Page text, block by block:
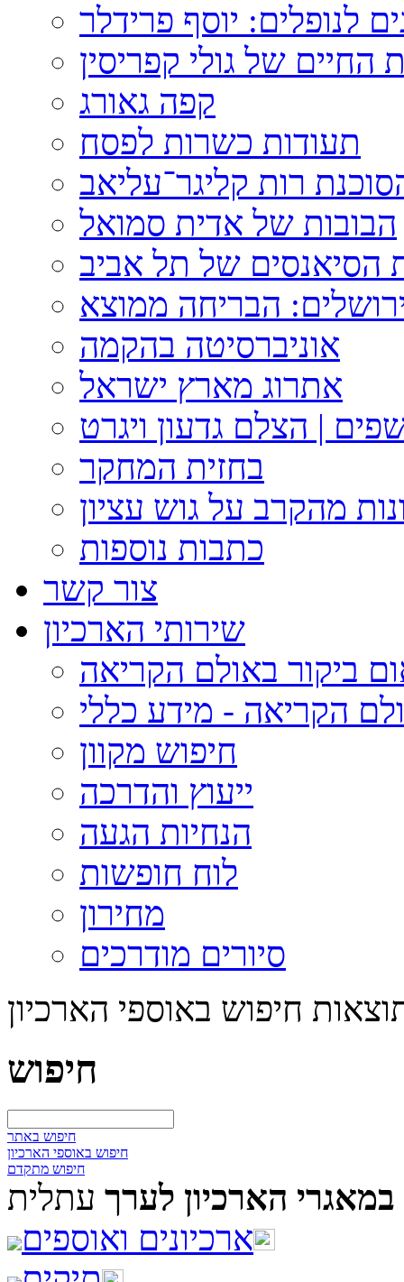
לנופלים: יוסף פרידלר
החיים של גולי קפריסין
קפה גאורג
תעודות כשרות לפסח
רות קליגר־עליאב
הבובות של אדית סמואל
של תל אביב
הבריחה ממוצא
אוניברסיטה בהקמה
אתרוג מארץ ישראל
| הצלם גדעון ויגרט
בחזית המחקר
מהקרב על גוש עציון
כתבות נוספות
צור קשר
שירותי הארכיון
ביקור באולם הקריאה
הקריאה - מידע כללי
חיפוש מקוון
ייעוץ והדרכה
הנחיות הגעה
לוח חופשות
מחירון
סיורים מודרכים
חיפוש באוספי הארכיון
חיפוש
חיפוש באתר
חיפוש באוספי הארכיון
חיפוש מתקדם
הארכיון לערך עתלית
ארכיונים ואוספים